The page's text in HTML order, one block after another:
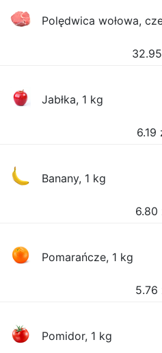
Polędwica wołowa,
32.95
Jabłka, 1 kg
6.19
Banany, 1 kg
6.80
Pomarańcze, 1 kg
5.76
Pomidor, 1 kg